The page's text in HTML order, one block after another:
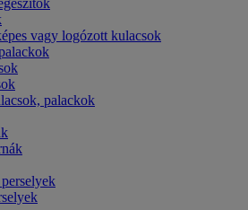
vagy logózott kulacsok
palackok